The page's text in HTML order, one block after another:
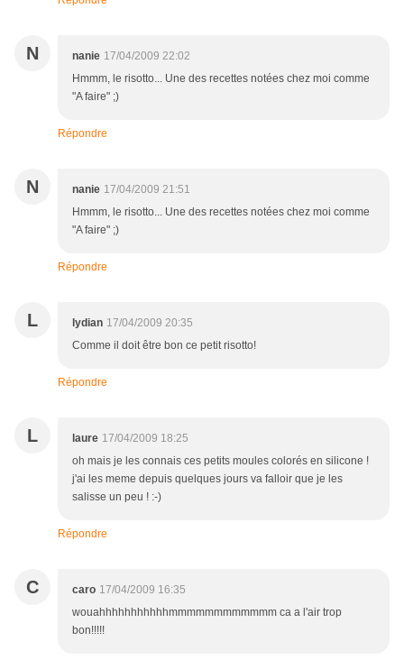
N nanie 17/04/2009 22:02
Hmmm, le risotto... Une des recettes notées chez moi comme
"A faire" ;)
Répondre
N nanie 17/04/2009 21:51
Hmmm, le risotto... Une des recettes notées chez moi comme
"A faire" ;)
Répondre
L lydian 17/04/2009 20:35
Comme il doit être bon ce petit risotto!
Répondre
L laure 17/04/2009 18:25
oh mais je les connais ces petits moules colorés en silicone !
j'ai les meme depuis quelques jours va falloir que je les
salisse un peu ! :-)
Répondre
C caro 17/04/2009 16:35
wouahhhhhhhhhhhmmmmmmmmmmmm ca a l'air trop
bon!!!!!